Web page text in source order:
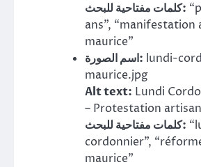
كلمات مفتاحية للبحث:
ans”, “manifestation
maurice”
اسم الصورة: lundi-
maurice.jpg
Alt text: Lundi
– Protestation artisan
كلمات مفتاحية للبحث:
cordonnier”,
maurice”